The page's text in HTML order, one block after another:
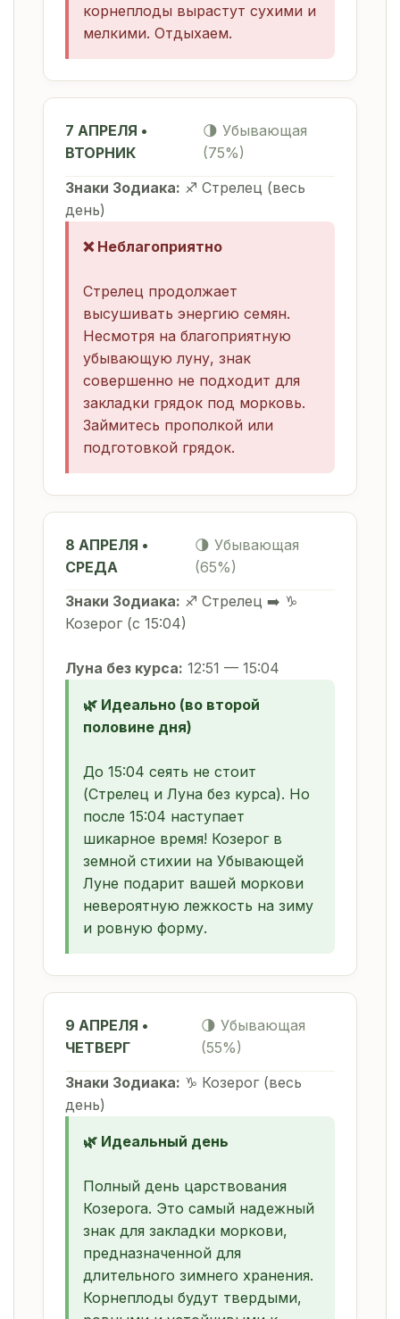
корнеплоды вырастут сухими и
мелкими. Отдыхаем.
7 АПРЕЛЯ •
ВТОРНИК
🌗 Убывающая
(75%)
Знаки Зодиака: ♐ Стрелец (весь
день)
❌ Неблагоприятно
Стрелец продолжает
высушивать энергию семян.
Несмотря на благоприятную
убывающую луну, знак
совершенно не подходит для
закладки грядок под морковь.
Займитесь прополкой или
подготовкой грядок.
8 АПРЕЛЯ •
СРЕДА
🌗 Убывающая
(65%)
Знаки Зодиака: ♐ Стрелец ➡️ ♑
Козерог (с 15:04)
Луна без курса: 12:51 — 15:04
🌿 Идеально (во второй
половине дня)
До 15:04 сеять не стоит
(Стрелец и Луна без курса). Но
после 15:04 наступает
шикарное время! Козерог в
земной стихии на Убывающей
Луне подарит вашей моркови
невероятную лежкость на зиму
и ровную форму.
9 АПРЕЛЯ •
ЧЕТВЕРГ
🌗 Убывающая
(55%)
Знаки Зодиака: ♑ Козерог (весь
день)
🌿 Идеальный день
Полный день царствования
Козерога. Это самый надежный
знак для закладки моркови,
предназначенной для
длительного зимнего хранения.
Корнеплоды будут твердыми,